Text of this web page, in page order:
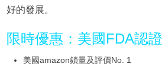
好的發展。
限時優惠：美國FDA認
美國amazon鎖量及評價No. 1